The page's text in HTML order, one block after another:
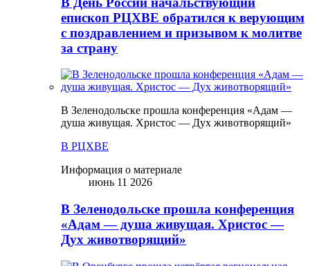
епископ РЦХВЕ обратился к верующим
с поздравлением и призывом к молитве
за страну
В Зеленодольске прошла конференция «Адам —
душа живущая. Христос — Дух животворящий»
В РЦХВЕ
Информация о материале
июнь 11 2026
В Зеленодольске прошла конференция
«Адам — душа живущая. Христос —
Дух животворящий»